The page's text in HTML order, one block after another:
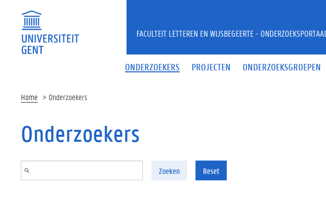
ONDERZOEKERS PROJECTEN ONDERZOEKSGROEPEN
FACULTEIT LETTEREN EN WIJSBEGEERTE - ONDERZOEKSPORTAAL
Home Onderzoekers
Onderzoekers
Zoeken Reset